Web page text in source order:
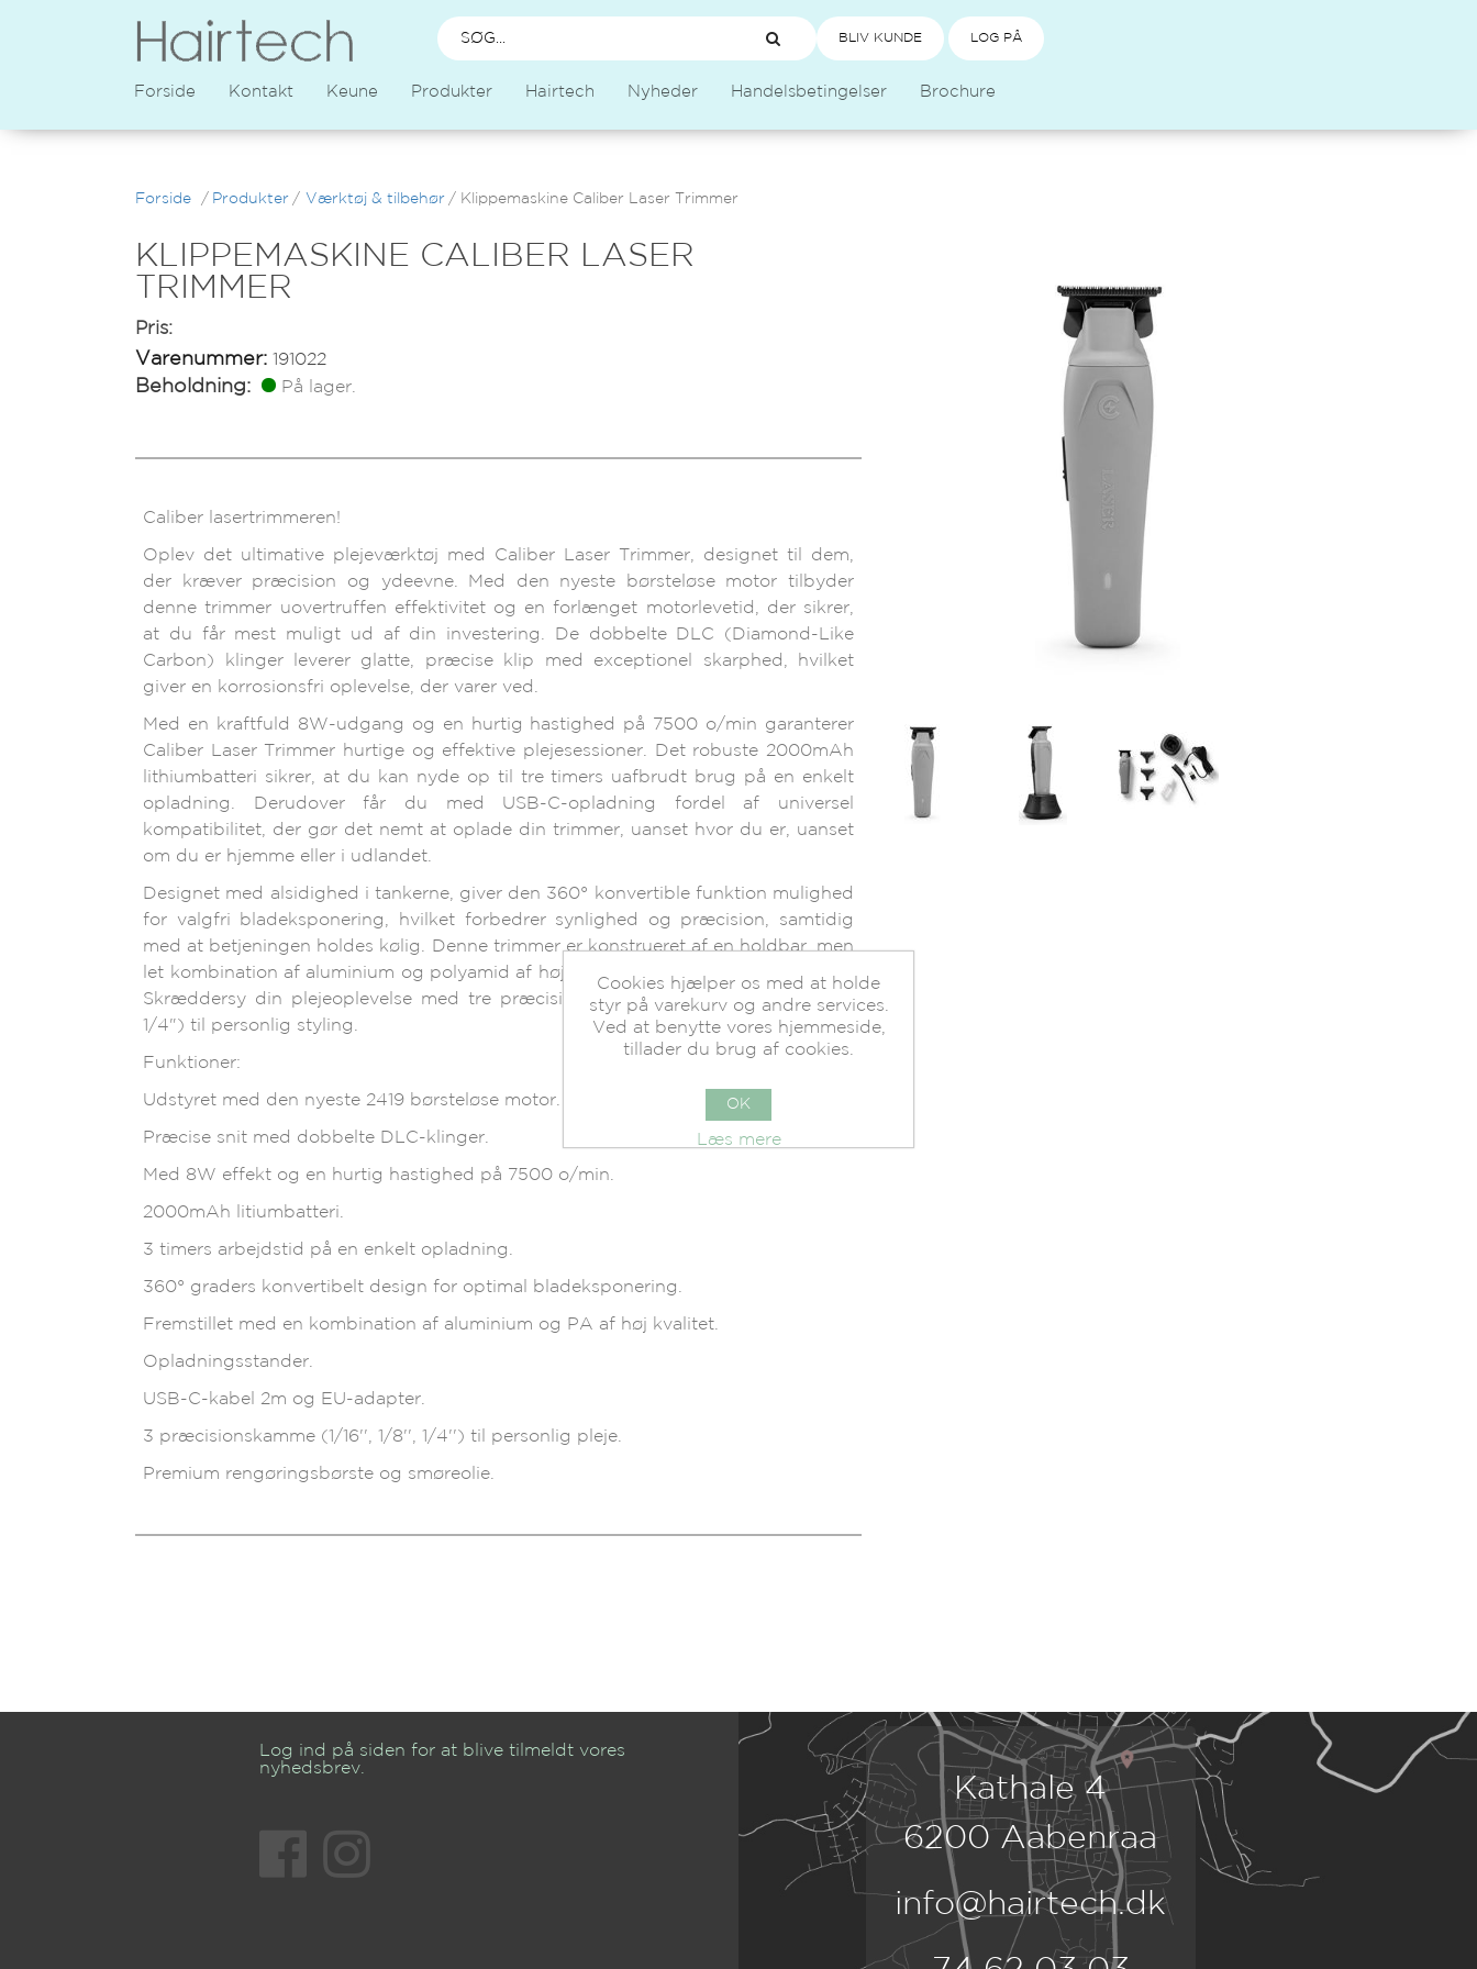
BLIV KUNDE LOG PÅ
Forside Kontakt Keune Produkter Hairtech Nyheder Handelsbetingelser Brochure
Forside / Produkter / Værktøj & tilbehør / Klippemaskine Caliber Laser Trimmer
KLIPPEMASKINE CALIBER LASER
TRIMMER
Pris:
Varenummer: 191022
Beholdning: På lager.
Caliber lasertrimmeren!
Oplev det ultimative plejeværktøj med Caliber Laser Trimmer, designet til dem,
der kræver præcision og ydeevne. Med den nyeste børsteløse motor tilbyder
denne trimmer uovertruffen effektivitet og en forlænget motorlevetid, der sikrer,
at du får mest muligt ud af din investering. De dobbelte DLC (Diamond-Like
Carbon) klinger leverer glatte, præcise klip med exceptionel skarphed, hvilket
giver en korrosionsfri oplevelse, der varer ved.
Med en kraftfuld 8W-udgang og en hurtig hastighed på 7500 o/min garanterer
Caliber Laser Trimmer hurtige og effektive plejesessioner. Det robuste 2000mAh
lithiumbatteri sikrer, at du kan nyde op til tre timers uafbrudt brug på en enkelt
opladning. Derudover får du med USB-C-opladning fordel af universel
kompatibilitet, der gør det nemt at oplade din trimmer, uanset hvor du er, uanset
om du er hjemme eller i udlandet.
Designet med alsidighed i tankerne, giver den 360° konvertible funktion mulighed
for valgfri bladeksponering, hvilket forbedrer synlighed og præcision, samtidig
med at betjeningen holdes kølig. Denne trimmer er konstrueret af en holdbar, men
let kombination af aluminium og polyamid af høj kvalitet og er bygget til at holde.
Skræddersy din plejeoplevelse med tre præcisionsgrænsekamme (1/16", 1/8" og
1/4") til personlig styling.
Funktioner:
Udstyret med den nyeste 2419 børsteløse motor.
Præcise snit med dobbelte DLC-klinger.
Med 8W effekt og en hurtig hastighed på 7500 o/min.
2000mAh litiumbatteri.
3 timers arbejdstid på en enkelt opladning.
360° graders konvertibelt design for optimal bladeksponering.
Fremstillet med en kombination af aluminium og PA af høj kvalitet.
Opladningsstander.
USB-C-kabel 2m og EU-adapter.
3 præcisionskamme (1/16'', 1/8'', 1/4'') til personlig pleje.
Premium rengøringsbørste og smøreolie.
Log ind på siden for at blive tilmeldt vores
nyhedsbrev.
Kathale 4
6200 Aabenraa
info@hairtech.dk
Cookies hjælper os med at holde
styr på varekurv og andre services.
Ved at benytte vores hjemmeside,
tillader du brug af cookies.
OK
Læs mere